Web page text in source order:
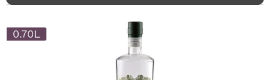
0.70L